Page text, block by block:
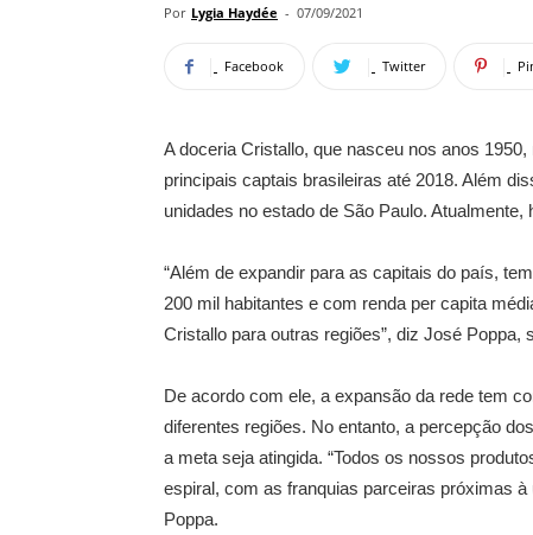
Por Lygia Haydée - 07/09/2021
Facebook Twitter
A doceria Cristallo, que nasceu nos anos
principais captais brasileiras até 2018. Além
unidades no estado de São Paulo.
“Além de expandir para as capitais do país,
200 mil habitantes e com renda per capita
Cristallo para outras regiões”, diz José Poppa,
De acordo com ele, a expansão da rede tem
diferentes regiões. No entanto, a percepção
a meta seja atingida. “Todos os nossos
espiral, com as franquias parceiras próximas
Poppa.